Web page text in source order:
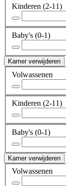
Kinderen (2-11)
Baby's (0-1)
Kamer verwijderen
Volwassenen
Kinderen (2-11)
Baby's (0-1)
Kamer verwijderen
Volwassenen